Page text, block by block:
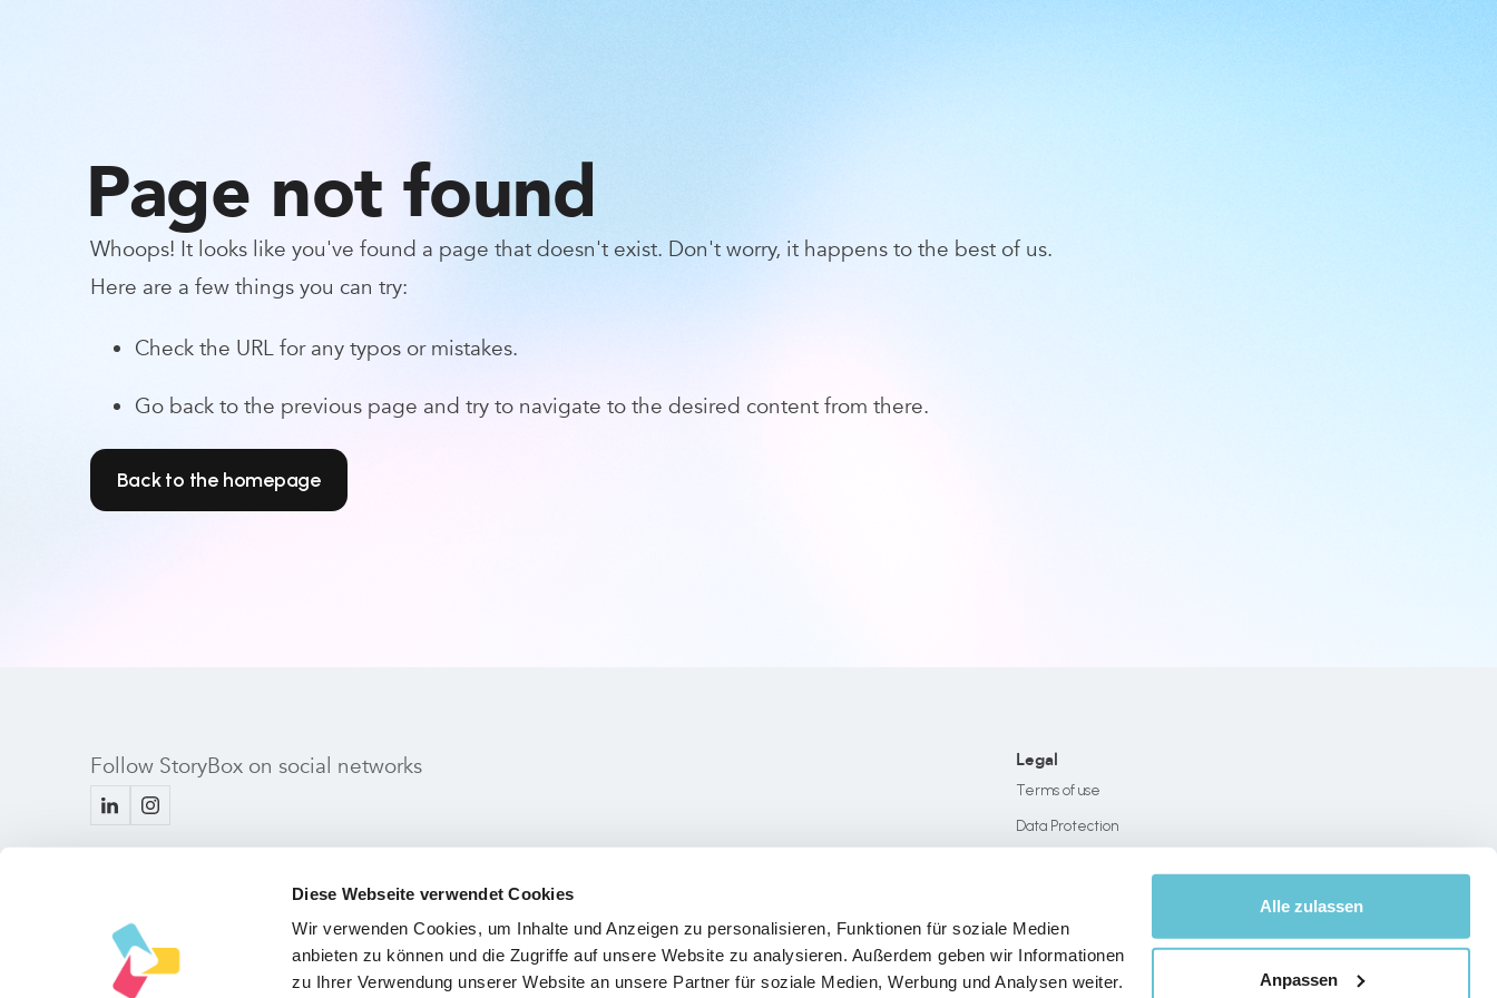
Diese Webseite verwendet Cookies
Wir verwenden Cookies, um Inhalte und Anzeigen zu personalisieren, Funktionen für soziale Medien
anbieten zu können und die Zugriffe auf unsere Website zu analysieren. Außerdem geben wir Informationen
zu Ihrer Verwendung unserer Website an unsere Partner für soziale Medien, Werbung und Analysen weiter.
Alle zulassen
Anpassen
Page not found
Whoops! It looks like you've found a page that doesn't exist. Don't worry, it happens to the best of us.
Here are a few things you can try:
Check the URL for any typos or mistakes.
Go back to the previous page and try to navigate to the desired content from there.
Back to the homepage
Follow StoryBox on social networks Legal
Terms of use
Data Protection
Copyright © 2024 StoryBox GmbHAugust-Kühnstr. 11, 80339 Munich